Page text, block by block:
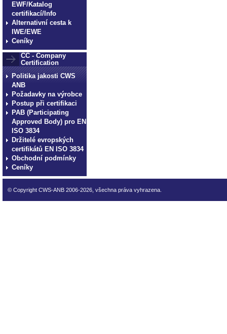
EWF/Katalog
certifikací/Info
Alternativní cesta k
IWE/EWE
Ceníky
CC - Company
Certification
Politika jakosti CWS
ANB
Požadavky na výrobce
Postup při certifikaci
PAB (Participating
Approved Body) pro EN
ISO 3834
Držitelé evropských
certifikátů EN ISO 3834
Obchodní podmínky
Ceníky
© Copyright CWS-ANB 2006-2026, všechna práva vyhrazena.